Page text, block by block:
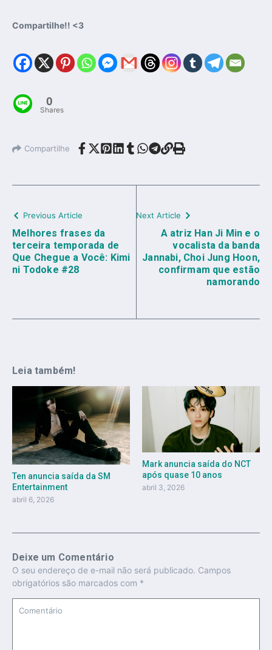
Compartilhe!! <3
0
Shares
Compartilhe
Previous Article
Melhores frases da
terceira temporada de
Que Chegue a Você: Kimi
ni Todoke #28
Next Article
A atriz Han Ji Min e o
vocalista da banda
Jannabi, Choi Jung Hoon,
confirmam que estão
namorando
Leia também!
Ten anuncia saída da SM
Entertainment
abril 6, 2026
Mark anuncia saída do NCT
após quase 10 anos
abril 3, 2026
Deixe um Comentário
O seu endereço de e-mail não será publicado. Campos
obrigatórios são marcados com *